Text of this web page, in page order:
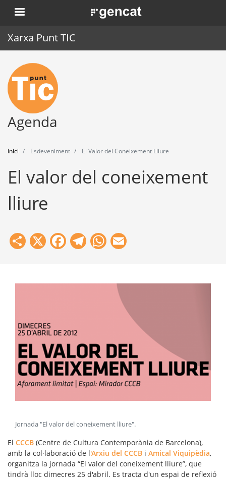
Vés
al
. Obre en una nova finestra.
Xarxa Punt TIC
Inici
Punt TIC
Actualitat
Eines
Agenda
Inici Esdeveniment El Valor del Coneixement Lliure
El valor del coneixement
lliure
Share
X Facebook
Telegram
WhatsApp
Jornada "El valor del coneixement lliure".
El CCCB (Centre de Cultura Contemporània de Barcelona),
amb la col·laboració de l'Arxiu del CCCB i Amical Viquipèdia,
organitza la jornada “El valor del coneixement lliure”, que
tindrà lloc dimecres 25 d'abril. Es tracta d'un espai de reflexió